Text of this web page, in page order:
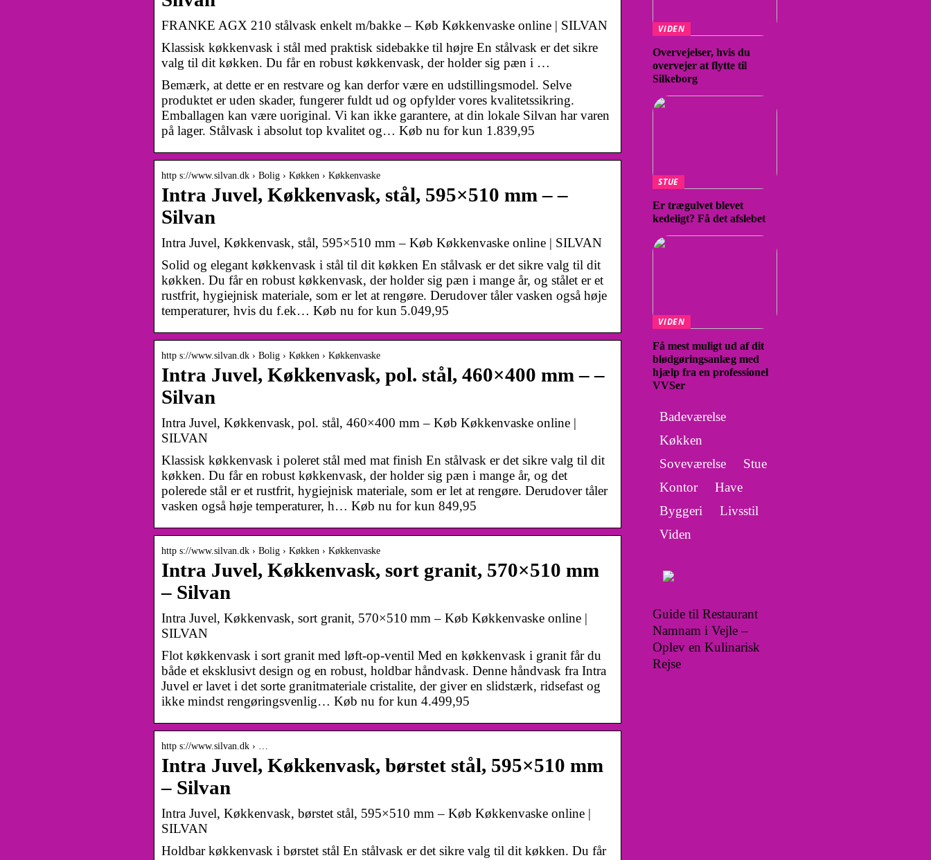
FRANKE AGX 210 stålvask enkelt m/bakke – Køb Køkkenvaske online | SILVAN
Klassisk køkkenvask i stål med praktisk sidebakke til højre En stålvask er det sikre
valg til dit køkken. Du får en robust køkkenvask, der holder sig pæn i …
Bemærk, at dette er en restvare og kan derfor være en udstillingsmodel. Selve
produktet er uden skader, fungerer fuldt ud og opfylder vores kvalitetssikring.
Emballagen kan være uoriginal. Vi kan ikke garantere, at din lokale Silvan har varen
på lager. Stålvask i absolut top kvalitet og… Køb nu for kun 1.839,95
http s://www.silvan.dk › Bolig › Køkken › Køkkenvaske
Intra Juvel, Køkkenvask, stål, 595×510 mm – –
Silvan
Intra Juvel, Køkkenvask, stål, 595×510 mm – Køb Køkkenvaske online | SILVAN
Solid og elegant køkkenvask i stål til dit køkken En stålvask er det sikre valg til dit
køkken. Du får en robust køkkenvask, der holder sig pæn i mange år, og stålet er et
rustfrit, hygiejnisk materiale, som er let at rengøre. Derudover tåler vasken også høje
temperaturer, hvis du f.ek… Køb nu for kun 5.049,95
http s://www.silvan.dk › Bolig › Køkken › Køkkenvaske
Intra Juvel, Køkkenvask, pol. stål, 460×400 mm – –
Silvan
Intra Juvel, Køkkenvask, pol. stål, 460×400 mm – Køb Køkkenvaske online |
SILVAN
Klassisk køkkenvask i poleret stål med mat finish En stålvask er det sikre valg til dit
køkken. Du får en robust køkkenvask, der holder sig pæn i mange år, og det
polerede stål er et rustfrit, hygiejnisk materiale, som er let at rengøre. Derudover tåler
vasken også høje temperaturer, h… Køb nu for kun 849,95
http s://www.silvan.dk › Bolig › Køkken › Køkkenvaske
Intra Juvel, Køkkenvask, sort granit, 570×510 mm
– Silvan
Intra Juvel, Køkkenvask, sort granit, 570×510 mm – Køb Køkkenvaske online |
SILVAN
Flot køkkenvask i sort granit med løft-op-ventil Med en køkkenvask i granit får du
både et eksklusivt design og en robust, holdbar håndvask. Denne håndvask fra Intra
Juvel er lavet i det sorte granitmateriale cristalite, der giver en slidstærk, ridsefast og
ikke mindst rengøringsvenlig… Køb nu for kun 4.499,95
http s://www.silvan.dk › …
Intra Juvel, Køkkenvask, børstet stål, 595×510 mm
– Silvan
Intra Juvel, Køkkenvask, børstet stål, 595×510 mm – Køb Køkkenvaske online |
SILVAN
Holdbar køkkenvask i børstet stål En stålvask er det sikre valg til dit køkken. Du får
VIDEN
Overvejelser, hvis du
overvejer at flytte til
Silkeborg
STUE
Er trægulvet blevet
kedeligt? Få det afslebet
VIDEN
Få mest muligt ud af dit
blødgøringsanlæg med
hjælp fra en professionel
VVSer
Badeværelse
Køkken
Soveværelse
Stue
Kontor
Have
Byggeri
Livsstil
Viden
Guide til Restaurant
Namnam i Vejle –
Oplev en Kulinarisk
Rejse